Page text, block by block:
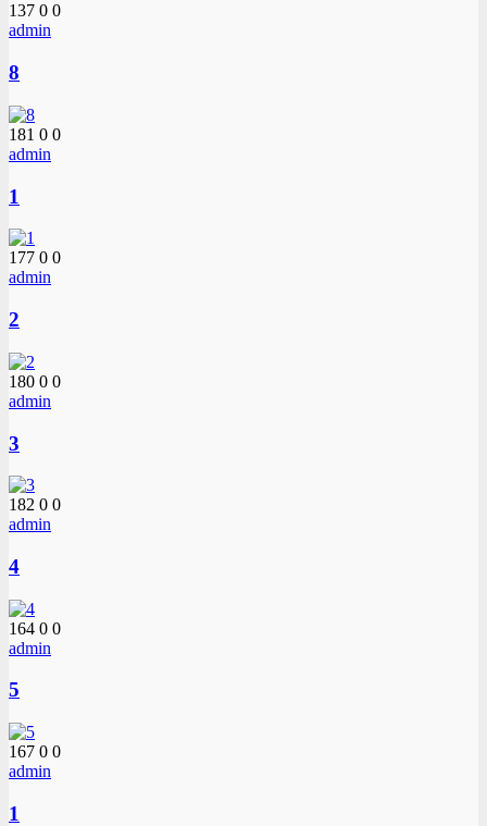
137 0 0
admin
8
181 0 0
admin
1
177 0 0
admin
2
180 0 0
admin
3
182 0 0
admin
4
164 0 0
admin
5
167 0 0
admin
1